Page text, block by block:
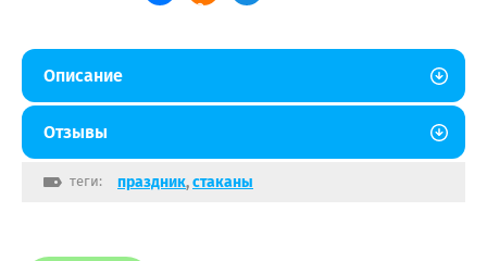
Описание
Отзывы
теги: праздник,стаканы